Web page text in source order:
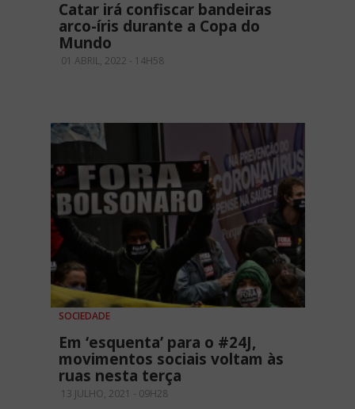
Catar irá confiscar bandeiras
arco-íris durante a Copa do
Mundo
01 ABRIL, 2022 - 14H58
SOCIEDADE
Em ‘esquenta’ para o #24J,
movimentos sociais voltam às
ruas nesta terça
13 JULHO, 2021 - 09H28